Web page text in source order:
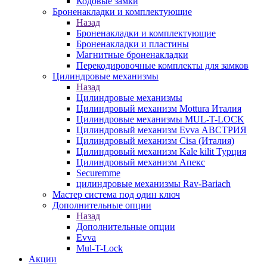
Броненакладки и комплектующие
Назад
Броненакладки и комплектующие
Броненакладки и пластины
Магнитные броненакладки
Перекодировочные комплекты для замков
Цилиндровые механизмы
Назад
Цилиндровые механизмы
Цилиндровый механизм Mottura Италия
Цилиндровые механизмы MUL-T-LOCK
Цилиндровый механизм Evva АВСТРИЯ
Цилиндровый механизм Cisa (Италия)
Цилиндровый механизм Kale kilit Турция
Цилиндровый механизм Апекс
Securemme
цилиндровые механизмы Rav-Bariach
Мастер система под один ключ
Дополнительные опции
Назад
Дополнительные опции
Evva
Mul-T-Lock
Акции